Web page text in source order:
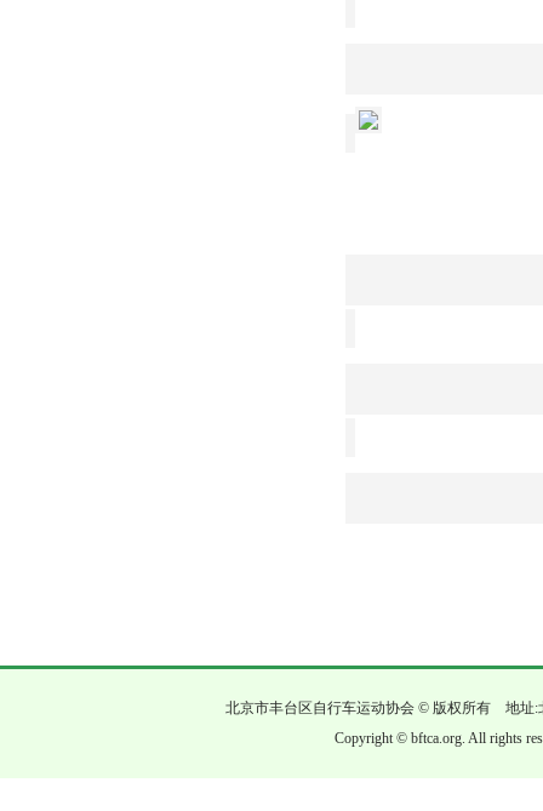
北京市丰台区自行车运动协会 © 版权所有 地址:
Copyright © bftca.org. All rights